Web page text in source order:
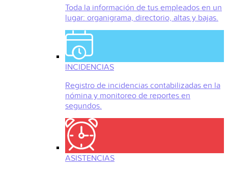
Toda la información de tus empleados en un
lugar: organigrama, directorio, altas y bajas.
INCIDENCIAS
Registro de incidencias contabilizadas en la
nómina y monitoreo de reportes en
segundos.
ASISTENCIAS